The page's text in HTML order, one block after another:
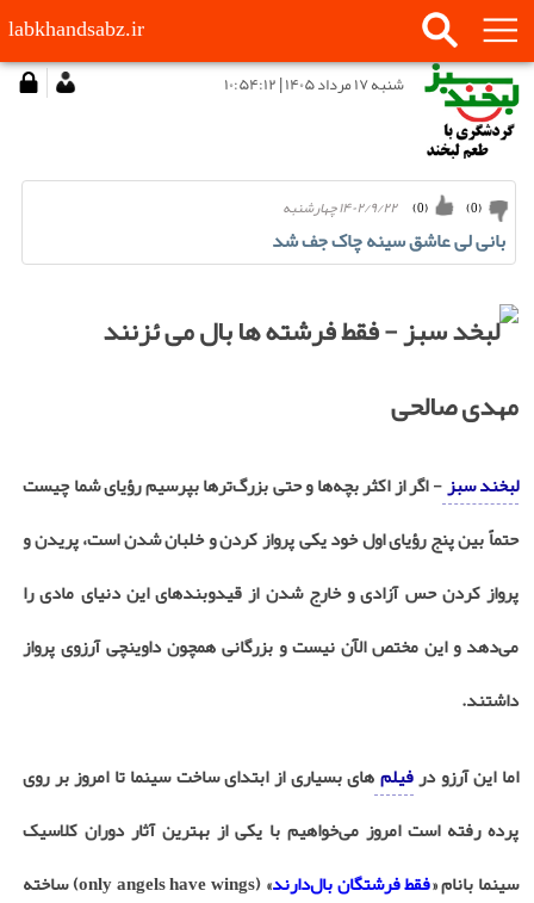
labkhandsabz.ir
شنبه ۱۷ مرداد ۱۴۰۵ | ۱۰:۵۴:۱۲
۱۴۰۲/۹/۲۲ چهارشنبه (
0
) (
0
)
بانی لی عاشق سینه چاک جف شد
مهدی صالحی
لبخند سبز- اگر از اکثر بچه‌ها و حتی بزرگ‌ترها بپرسیم رؤیای شما چیست
حتماً بین پنج رؤیای اول خود یکی پرواز کردن و خلبان شدن است، پریدن و
پرواز کردن حس آزادی و خارج شدن از قیدوبندهای این دنیای مادی را
می‌دهد و این مختص الآن نیست و بزرگانی همچون داوینچی آرزوی پرواز
داشتند.
اما این آرزو درفیلم‌های بسیاری از ابتدای ساخت سینما تا امروز بر روی
پرده رفته است امروز می‌خواهیم با یکی از بهترین آثار دوران کلاسیک
سینما بانام «فقط فرشتگان بال‌دارند
» (only angels have wings) ساخته